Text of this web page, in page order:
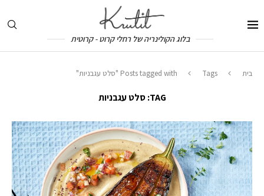
בלוג הקולינריה של רחלי קרוט - קרוטית
בית Tags Posts tagged with "סלט עגבניות"
TAG: סלט עגבניות